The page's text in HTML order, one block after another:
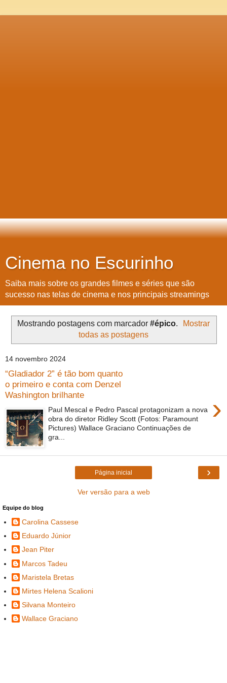
Cinema no Escurinho
Saiba mais sobre os grandes filmes e séries que são
sucesso nas telas de cinema e nos principais streamings
Mostrando postagens com marcador #épico.
Mostrar
todas as postagens
14 novembro 2024
“Gladiador 2” é tão bom quanto
o primeiro e conta com Denzel
Washington brilhante
›
Paul Mescal e Pedro Pascal protagonizam a nova
obra do diretor Ridley Scott (Fotos: Paramount
Pictures) Wallace Graciano Continuações de
gra...
›
Página inicial
Ver versão para a web
Equipe do blog
Carolina Cassese
Eduardo Júnior
Jean Piter
Marcos Tadeu
Maristela Bretas
Mirtes Helena Scalioni
Silvana Monteiro
Wallace Graciano